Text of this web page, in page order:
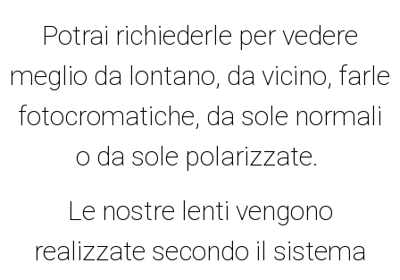
Potrai richiederle per vedere
meglio da lontano, da vicino, farle
fotocromatiche, da sole normali
o da sole polarizzate.
Le nostre lenti vengono
realizzate secondo il sistema